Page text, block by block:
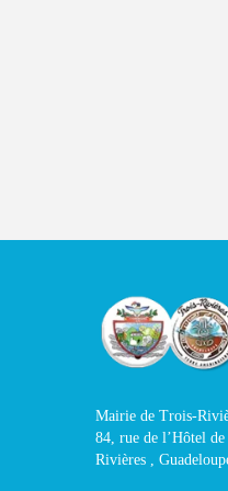
Mairie de Trois-
84, rue de l’Hôtel
Rivières ,